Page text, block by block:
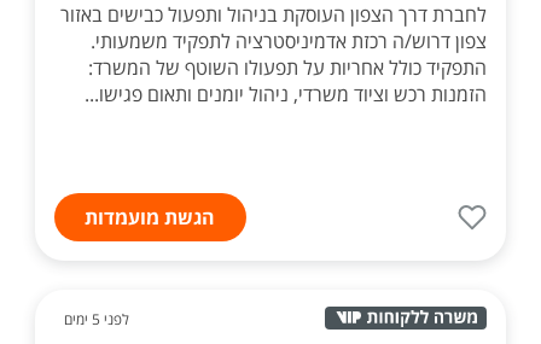
לחברת דרך הצפון העוסקת בניהול ותפעול כבישים באזור
צפון דרוש/ה רכזת אדמיניסטרציה לתפקיד משמעותי.
התפקיד כולל אחריות על תפעולו השוטף של המשרד:
הזמנות רכש וציוד משרדי, ניהול יומנים ותאום פגישו...
הגשת מועמדות
לפני 5 ימים